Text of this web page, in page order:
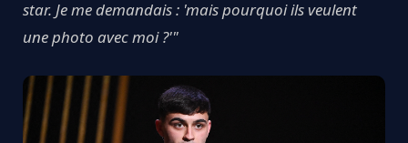
star. Je me demandais : 'mais pourquoi ils veulent
une photo avec moi ?'"